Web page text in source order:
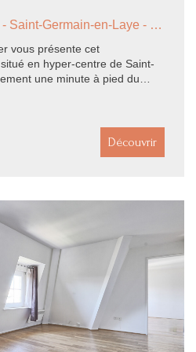
Appartement à vendre - Saint-Germain-en-Laye - 69m2 - 3 pièces
vous présente cet
en hyper-centre de Saint-
une minute à pied du
(59,81 m² Carrez) et séduit
comprend une entrée, une
chambres, une salle de
immédiate. Une
!
Découvrir